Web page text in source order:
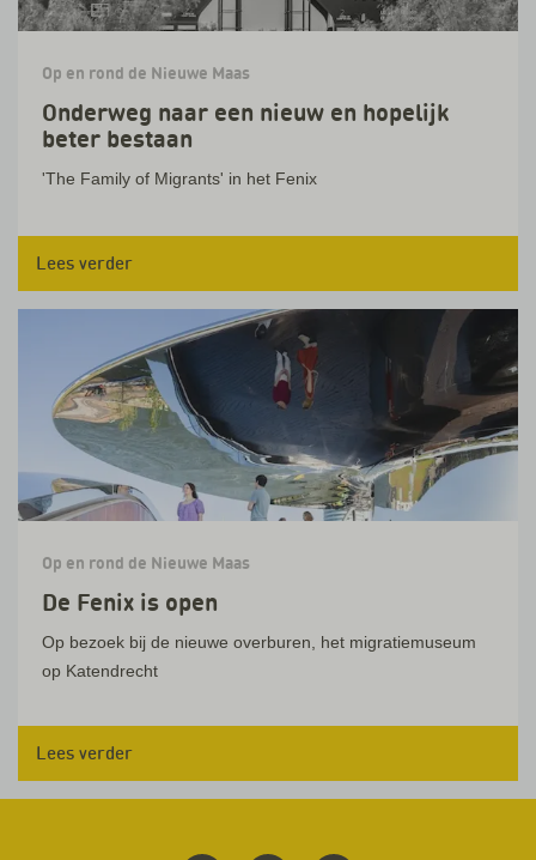
Op en rond de Nieuwe Maas
Onderweg naar een nieuw en hopelijk
beter bestaan
'The Family of Migrants' in het Fenix
Lees verder
Op en rond de Nieuwe Maas
De Fenix is open
Op bezoek bij de nieuwe overburen, het migratiemuseum
op Katendrecht
Lees verder